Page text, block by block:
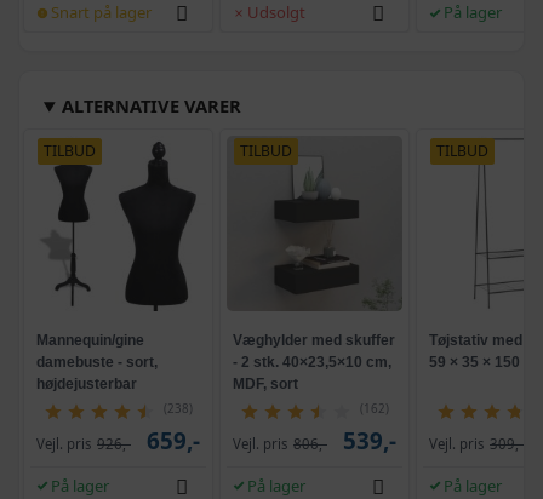
Snart på lager Udsolgt På lager
ALTERNATIVE VARER
TILBUD
Mannequin/gine
damebuste - sort,
højdejusterbar
(238)
Vejl. pris 926,- 659,-
På lager
TILBUD
Væghylder med skuffer
- 2 stk. 40×23,5×10 cm,
MDF, sort
(162)
Vejl. pris 806,- 539,-
På lager
TILBUD
Tøjstativ med 2
59 × 35 × 150
Vejl. pris 309,-
På lager